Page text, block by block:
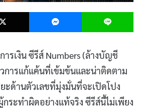
X Messenger
ารเงิน ซีรีส์ Numbers (ล้างบัญชี
การแก้แค้นที่เข้มข้นและน่าติดตาม
ะด้านตัวเลขที่มุ่งมั่นที่จะเปิดโปง
ระทำผิดอย่างแท้จริง ซีรีส์นี้ไม่เพียง